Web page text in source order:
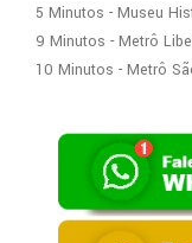
5 Minutos - Museu
9 Minutos - Metrô
10 Minutos - Metrô